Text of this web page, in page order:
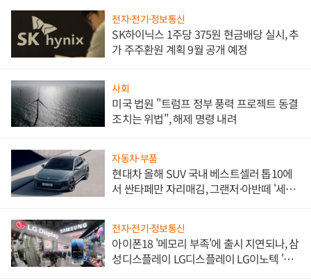
전자·전기·정보통신
SK하이닉스 1주당 375원 현금배당 실시, 추
가 주주환원 계획 9월 공개 예정
사회
미국 법원 "트럼프 정부 풍력 프로젝트 동결
조치는 위법", 해제 명령 내려
자동차·부품
현대차 올해 SUV 국내 베스트셀러 톱10에
서 싼타페만 자리매김, 그랜저·아반떼 '세단
전자·전기·정보통신
아이폰18 '메모리 부족'에 출시 지연되나, 삼
성디스플레이 LG디스플레이 LG이노텍 '탈